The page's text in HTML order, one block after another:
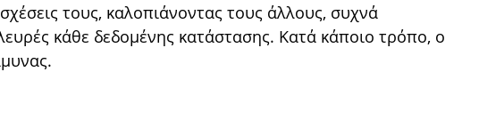
τους, καλοπιάνοντας τους άλλους, συχνά
κάθε δεδομένης κατάστασης. Κατά κάποιο τρόπο, ο